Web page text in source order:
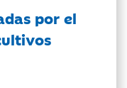
por el